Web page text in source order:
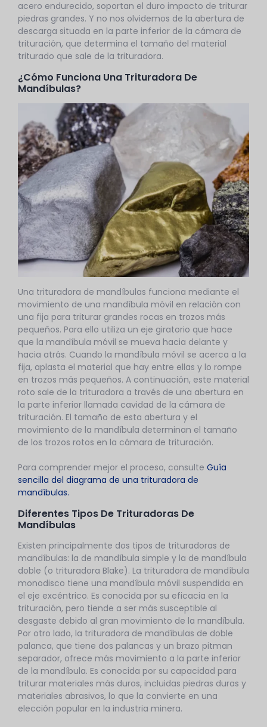
acero endurecido, soportan el duro impacto de triturar
piedras grandes. Y no nos olvidemos de la abertura de
descarga situada en la parte inferior de la cámara de
trituración, que determina el tamaño del material
triturado que sale de la trituradora.
¿Cómo Funciona Una Trituradora De
Mandíbulas?
Una trituradora de mandíbulas funciona mediante el
movimiento de una mandíbula móvil en relación con
una fija para triturar grandes rocas en trozos más
pequeños. Para ello utiliza un eje giratorio que hace
que la mandíbula móvil se mueva hacia delante y
hacia atrás. Cuando la mandíbula móvil se acerca a la
fija, aplasta el material que hay entre ellas y lo rompe
en trozos más pequeños. A continuación, este material
roto sale de la trituradora a través de una abertura en
la parte inferior llamada cavidad de la cámara de
trituración. El tamaño de esta abertura y el
movimiento de la mandíbula determinan el tamaño
de los trozos rotos en la cámara de trituración.
Para comprender mejor el proceso, consulte Guía
sencilla del diagrama de una trituradora de
mandíbulas.
Diferentes Tipos De Trituradoras De
Mandíbulas
Existen principalmente dos tipos de trituradoras de
mandíbulas: la de mandíbula simple y la de mandíbula
doble (o trituradora Blake). La trituradora de mandíbula
monodisco tiene una mandíbula móvil suspendida en
el eje excéntrico. Es conocida por su eficacia en la
trituración, pero tiende a ser más susceptible al
desgaste debido al gran movimiento de la mandíbula.
Por otro lado, la trituradora de mandíbulas de doble
palanca, que tiene dos palancas y un brazo pitman
separador, ofrece más movimiento a la parte inferior
de la mandíbula. Es conocida por su capacidad para
triturar materiales más duros, incluidas piedras duras y
materiales abrasivos, lo que la convierte en una
elección popular en la industria minera.